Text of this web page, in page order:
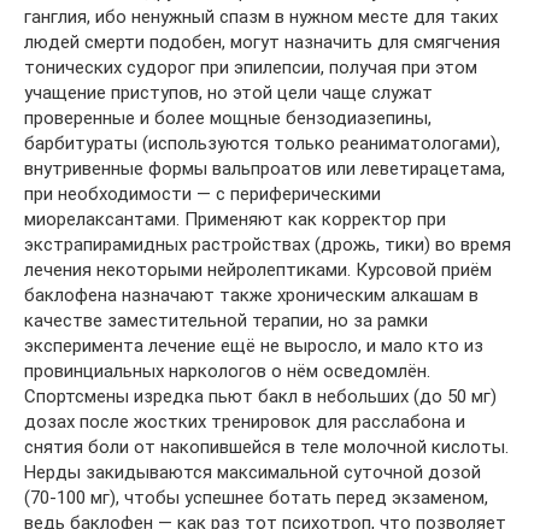
ганглия, ибо ненужный спазм в нужном месте для таких
людей смерти подобен, могут назначить для смягчения
тонических судорог при эпилепсии, получая при этом
учащение приступов, но этой цели чаще служат
проверенные и более мощные бензодиазепины,
барбитураты (используются только реаниматологами),
внутривенные формы вальпроатов или леветирацетама,
при необходимости — с периферическими
миорелаксантами. Применяют как корректор при
экстрапирамидных растройствах (дрожь, тики) во время
лечения некоторыми нейролептиками. Курсовой приём
баклофена назначают также хроническим алкашам в
качестве заместительной терапии, но за рамки
эксперимента лечение ещё не выросло, и мало кто из
провинциальных наркологов о нём осведомлён.
Спортсмены изредка пьют бакл в небольших (до 50 мг)
дозах после жостких тренировок для расслабона и
снятия боли от накопившейся в теле молочной кислоты.
Нерды закидываются максимальной суточной дозой
(70-100 мг), чтобы успешнее ботать перед экзаменом,
ведь баклофен — как раз тот психотроп, что позволяет